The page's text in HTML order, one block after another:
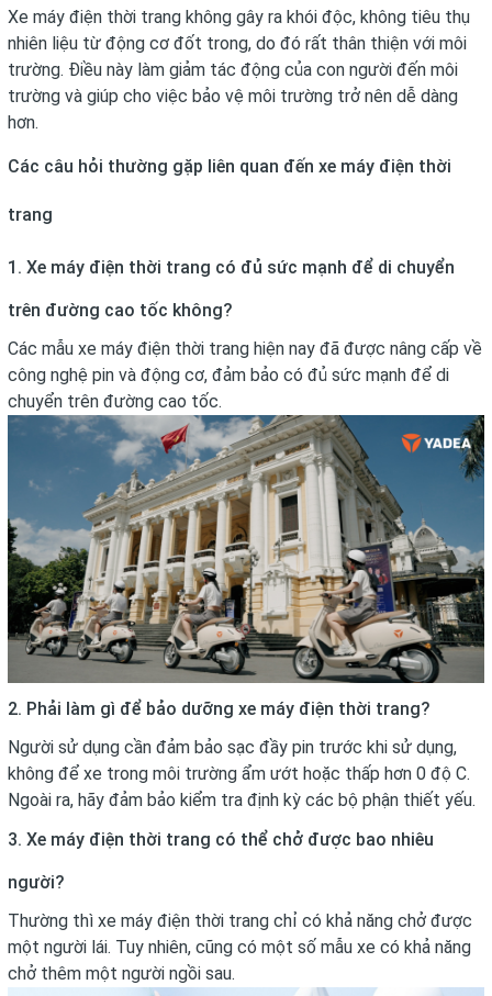
Xe máy điện thời trang không gây ra khói độc, không tiêu thụ
nhiên liệu từ động cơ đốt trong, do đó rất thân thiện với môi
trường. Điều này làm giảm tác động của con người đến môi
trường và giúp cho việc bảo vệ môi trường trở nên dễ dàng
hơn.
Các câu hỏi thường gặp liên quan đến xe máy điện thời
trang
1. Xe máy điện thời trang có đủ sức mạnh để di chuyển
trên đường cao tốc không?
Các mẫu xe máy điện thời trang hiện nay đã được nâng cấp về
công nghệ pin và động cơ, đảm bảo có đủ sức mạnh để di
chuyển trên đường cao tốc.
2. Phải làm gì để bảo dưỡng xe máy điện thời trang?
Người sử dụng cần đảm bảo sạc đầy pin trước khi sử dụng,
không để xe trong môi trường ẩm ướt hoặc thấp hơn 0 độ C.
Ngoài ra, hãy đảm bảo kiểm tra định kỳ các bộ phận thiết yếu.
3. Xe máy điện thời trang có thể chở được bao nhiêu
người?
Thường thì xe máy điện thời trang chỉ có khả năng chở được
một người lái. Tuy nhiên, cũng có một số mẫu xe có khả năng
chở thêm một người ngồi sau.